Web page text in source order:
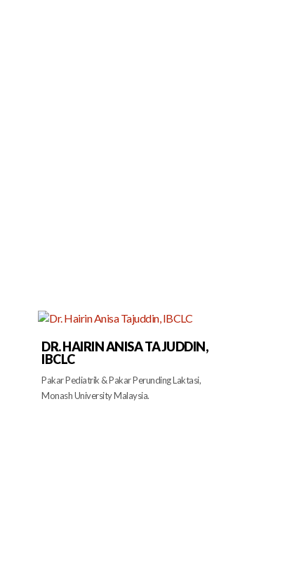
DR. HAIRIN ANISA TAJUDDIN,
IBCLC
Pakar Pediatrik & Pakar Perunding Laktasi,
Monash University Malaysia.